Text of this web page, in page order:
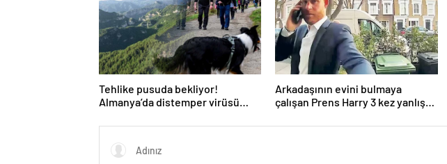
Tehlike pusuda bekliyor!
Almanya’da distemper virüsü
Arkadaşının evini bulmaya
çalışan Prens Harry 3 kez yanlış